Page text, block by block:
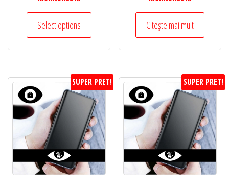
Select options Citește mai mult
SUPER PRET! SUPER PRET!